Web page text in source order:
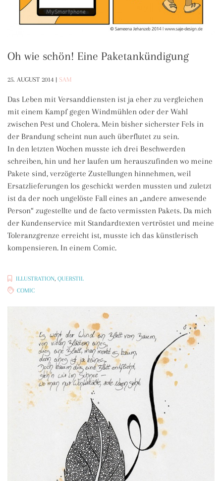
Oh wie schön! Eine Paketankündigung
25. AUGUST 2014 | SAM
Das Leben mit Versanddiensten ist ja eher zu vergleichen
mit einem Kampf gegen Windmühlen oder der Wahl
zwischen Pest und Cholera. Mein bisher sicherster Fels in
der Brandung scheint nun auch überflutet zu sein.
In den letzten Wochen musste ich drei Beschwerden
schreiben, hin und her laufen um herauszufinden wo meine
Pakete sind, verzögerte Zustellungen hinnehmen, weil
Ersatzlieferungen los geschickt werden mussten und zuletzt
ist da der noch ungelöste Fall eines an „andere anwesende
Person“ zugestellte und de facto vermissten Pakets. Da mich
der Kundenservice mit Standardtexten vertröstet und meine
Toleranzgrenze erreicht ist, musste ich das künstlerisch
kompensieren. In einem Comic.
ILLUSTRATION, QUERSTIL
COMIC